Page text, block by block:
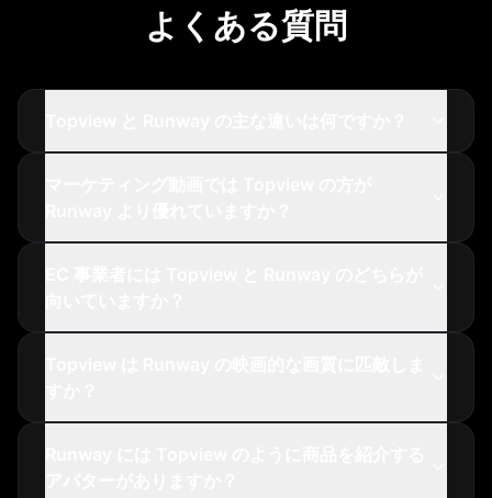
よくある質問